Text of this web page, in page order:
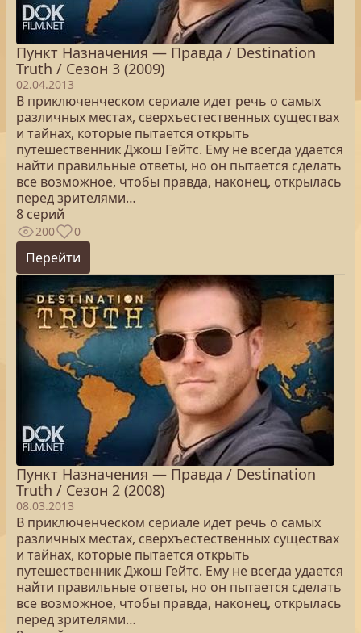
Пункт Назначения — Правда / Destination
Truth / Сезон 3 (2009)
02.04.2013
В приключенческом сериале идет речь о самых
различных местах, сверхъестественных существах
и тайнах, которые пытается открыть
путешественник Джош Гейтс. Ему не всегда удается
найти правильные ответы, но он пытается сделать
все возможное, чтобы правда, наконец, открылась
перед зрителями…
8 серий
200 0
Перейти
Пункт Назначения — Правда / Destination
Truth / Сезон 2 (2008)
08.03.2013
В приключенческом сериале идет речь о самых
различных местах, сверхъестественных существах
и тайнах, которые пытается открыть
путешественник Джош Гейтс. Ему не всегда удается
найти правильные ответы, но он пытается сделать
все возможное, чтобы правда, наконец, открылась
перед зрителями…